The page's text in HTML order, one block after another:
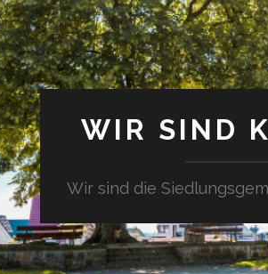
WIR SIND
Wir sind die